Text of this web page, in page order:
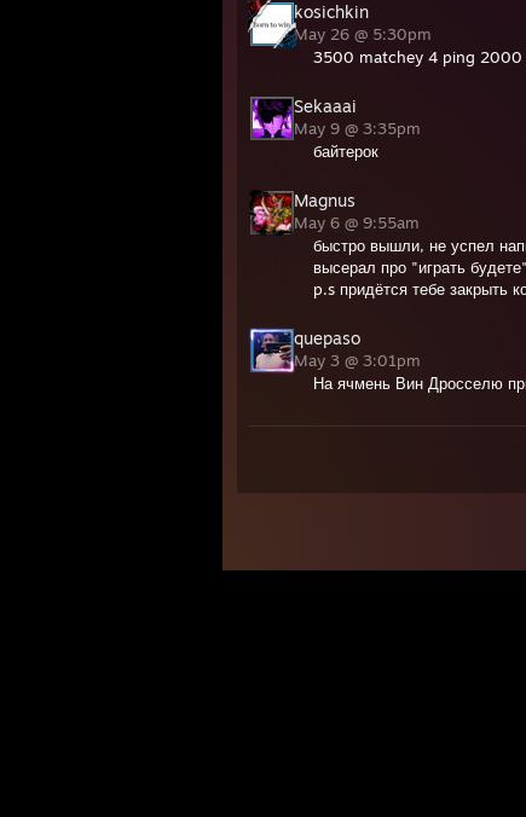
kosichkin
May 26 @ 5:30pm
3500 matchey 4 ping 2000
Sekaaai
May 9 @ 3:35pm
байтерок
Magnus
May 6 @ 9:55am
быстро вышли, не успел
высерал про "играть
p.s придётся тебе закрыть
quepaso
May 3 @ 3:01pm
На ячмень Вин Дросселю